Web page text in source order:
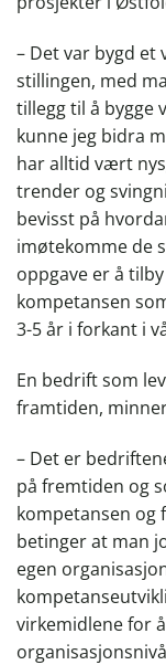
– Det var bygd et
stillingen, med
tillegg til å bygge
kunne jeg bidra
har alltid vært
trender og
bevisst på
imøtekomme de
oppgave er å
kompetansen
3-5 år i forkant i
En bedrift som
framtiden,
– Det er
på fremtiden og
kompetansen og
betinger at man
egen
virkemidlene for